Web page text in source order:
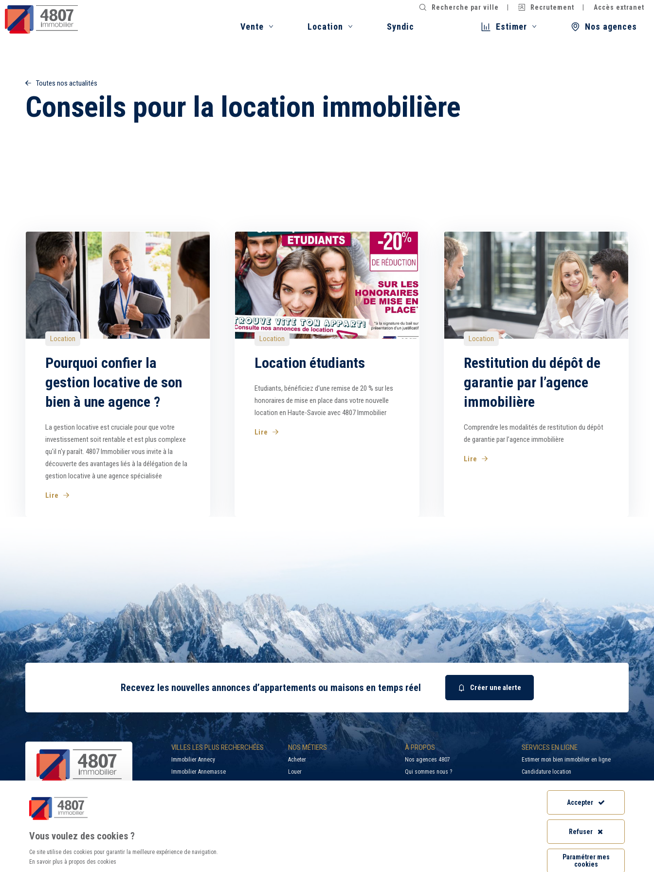
Vente Location Syndic Estimer Nos agences
Recherche par ville Recrutement Accès extranet
Toutes nos actualités
Conseils pour la location immobilière
Location
​Pourquoi confier la
gestion locative de son
bien à une agence ?
La gestion locative est cruciale pour que votre
investissement soit rentable et est plus complexe
qu'il n'y paraît. 4807 Immobilier vous invite à la
découverte des avantages liés à la délégation de la
gestion locative à une agence spécialisée
Lire
Location
Location étudiants
Etudiants, bénéficiez d'une remise de 20 % sur les
honoraires de mise en place dans votre nouvelle
location en Haute-Savoie avec 4807 Immobilier
Lire
Location
Restitution du dépôt de
garantie par l’agence
immobilière
Comprendre les modalités de restitution du dépôt
de garantie par l’agence immobilière
Lire
Recevez les nouvelles annonces d’appartements ou maisons en temps réel Créer une alerte
SUIVEZ-NOUS
VILLES LES PLUS RECHERCHÉES
Immobilier Annecy
Immobilier Annemasse
NOS MÉTIERS
Acheter
Louer
À PROPOS
Nos agences 4807
Qui sommes nous ?
SERVICES EN LIGNE
Estimer mon bien immobilier en ligne
Candidature location
Accès Extranet
Informations Géorisques
Vous voulez des cookies ?
Ce site utilise des cookies pour garantir la meilleure expérience de navigation.
En savoir plus à propos des cookies
Accepter
Refuser
Paramétrer mes
cookies